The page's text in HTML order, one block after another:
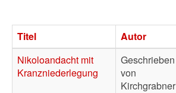
Titel Autor
Nikoloandacht mit
Kranzniederlegung
Geschrieben
von
Kirchgrabner